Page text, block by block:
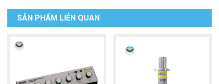
SẢN PHẨM LIÊN QUAN